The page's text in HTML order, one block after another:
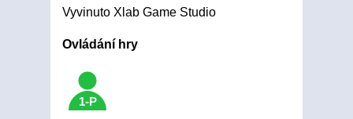
Vyvinuto Xlab Game Studio
Ovládání hry
1-P